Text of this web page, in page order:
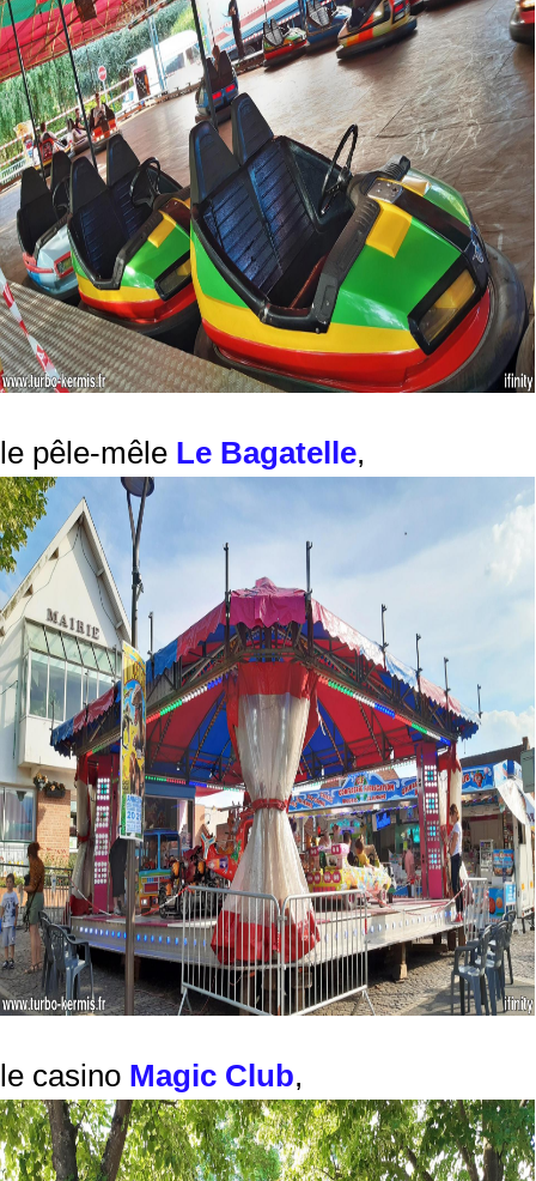
le pêle-mêle Le Bagatelle,
le casino Magic Club,